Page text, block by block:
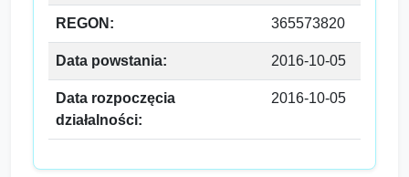
REGON: 365573820
Data powstania: 2016-10-05
Data rozpoczęcia
działalności:
2016-10-05